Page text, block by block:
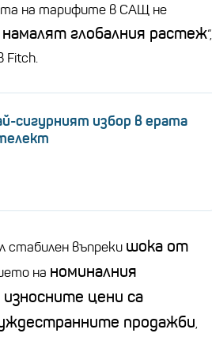
на тарифите в САЩ не
глобалния растеж“,
Fitch.
сигурният избор в ерата
стабилен въпреки шока от
на номиналния
цени са
продажби,